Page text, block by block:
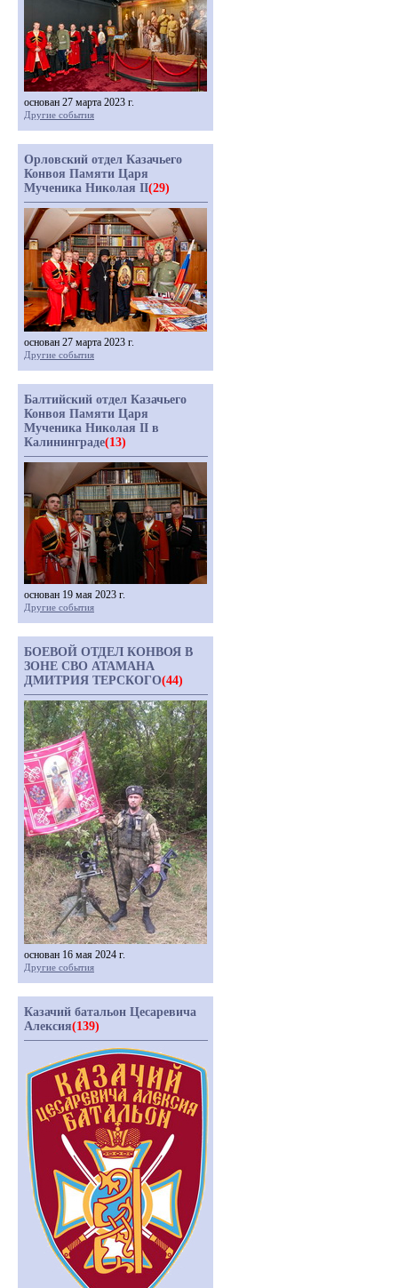
основан 27 марта 2023 г.
Другие события
Орловский отдел Казачьего
Конвоя Памяти Царя
Мученика Николая II(29)
основан 27 марта 2023 г.
Другие события
Балтийский отдел Казачьего
Конвоя Памяти Царя
Мученика Николая II в
Калининграде(13)
основан 19 мая 2023 г.
Другие события
БОЕВОЙ ОТДЕЛ КОНВОЯ В
ЗОНЕ СВО АТАМАНА
ДМИТРИЯ ТЕРСКОГО(44)
основан 16 мая 2024 г.
Другие события
Казачий батальон Цесаревича
Алексия(139)